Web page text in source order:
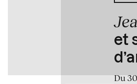
et
Du